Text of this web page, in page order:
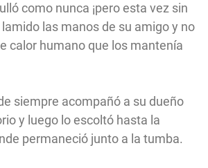
como nunca ¡pero esta vez sin
las manos de su amigo y no
calor humano que los mantenía
siempre acompañó a su dueño
y luego lo escoltó hasta la
permaneció junto a la tumba.